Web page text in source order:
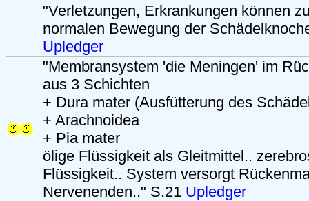
"Verletzungen, Erkrankungen können
normalen Bewegung der
Upledger
"Membransystem 'die Meningen' im
aus 3 Schichten
+ Dura mater (Ausfütterung des
+ Arachnoidea
+ Pia mater
ölige Flüssigkeit als Gleitmittel..
Flüssigkeit.. System versorgt
Nervenenden.." S.21 Upledger